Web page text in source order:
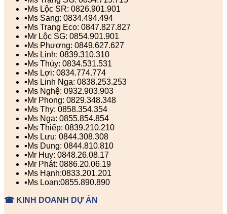
▪️Ms Lộc SR: 0826.901.901
▪️Ms Sang: 0834.494.494
▪️Ms Trang Eco: 0847.827.827
▪️Mr Lộc SG: 0854.901.901
▪️Ms Phượng: 0849.627.627
▪️Ms Linh: 0839.310.310
▪️Ms Thúy: 0834.531.531
▪️Ms Lợi: 0834.774.774
▪️Ms Linh Nga: 0838.253.253
▪️Ms Nghệ: 0932.903.903
▪️Mr Phong: 0829.348.348
▪️Ms Thy: 0858.354.354
▪️Ms Nga: 0855.854.854
▪️Ms Thiếp: 0839.210.210
▪️Ms Lưu: 0844.308.308
▪️Ms Dung: 0844.810.810
▪️Mr Huy: 0848.26.08.17
▪️Mr Phát: 0886.20.06.19
▪️Ms Hạnh:0833.201.201
▪️Ms Loan:0855.890.890
☎ KINH DOANH DỰ ÁN